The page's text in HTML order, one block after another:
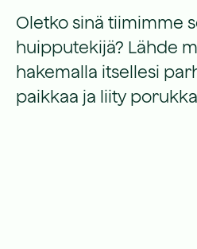
Oletko sinä tiimimme
huipputekijä? Lähde
hakemalla itsellesi
paikkaa ja liity